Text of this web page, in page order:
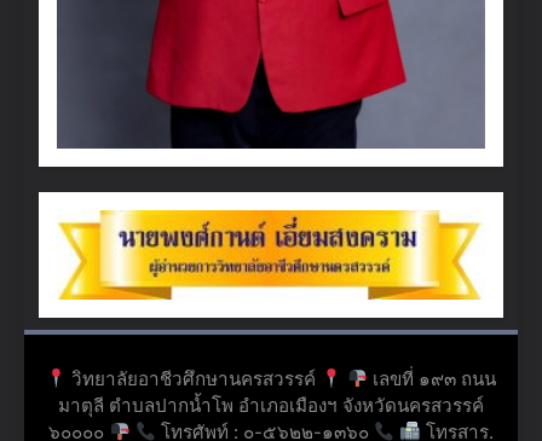
วิทยาลัยอาชีวศึกษานครสวรรค์
เลขที่ ๑๙๓ ถนน
มาตุลี ตำบลปากน้ำโพ อำเภอเมืองฯ จังหวัดนครสวรรค์
๖๐๐๐๐
โทรศัพท์ : ๐-๕๖๒๒-๑๓๖๐ โทรสาร.